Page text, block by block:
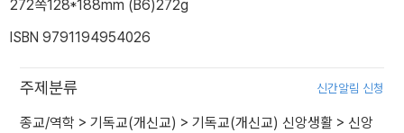
272쪽128*188mm (B6)272g
ISBN 9791194954026
주제분류 신간알림 신청
종교/역학 > 기독교(개신교) > 기독교(개신교) 신앙생활 > 신앙